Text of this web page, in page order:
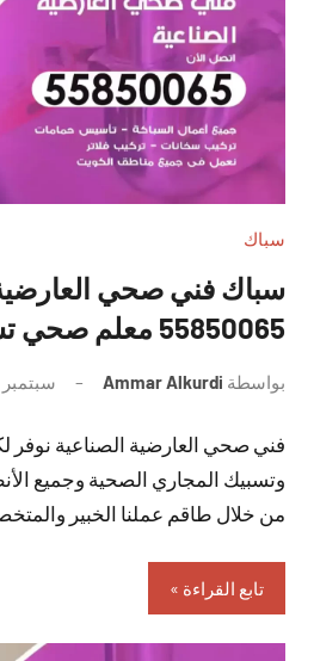
سباك
سباك فني صحي
55850065 معلم صحي تسليك مجاري
بواسطة Ammar Alkurdi سبتمبر 27, 2021
فني صحي العارضية الصناعية نوفر
وتسبيك المجاري الصحية وجميع
من خلال طاقم عملنا الخبير
تابع القراءة